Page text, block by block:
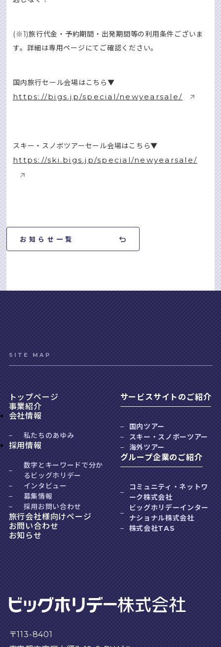
(※1)旅行代金・予約期間・出発期間等の利用条件ございま
す。詳細は専用ページにてご確認ください。
国内旅行セール会場はこちら▼
https://bigs.jp/special/newyearsale/
スキー・スノボツアーセール会場はこちら▼
https://ski.bigs.jp/special/newyearsale/
お知らせ一覧
SITE MAP
トップページ
事業紹介
会社情報
私たちのあゆみ
採用情報
数字とキーワードで分か
るビッグホリデー
インタビュー
募集情報
採用お問い合わせ
旅行会社様向けページ
お問い合わせ
お知らせ
サービスサイトのご紹介
国内ツアー
スキー・スノボーツアー
海外ツアー
グループ企業のご紹介
コミュニティ・ネットワ
ーク株式会社
ビッグホリデーインター
ナショナル株式会社
株式会社TAS
〒113-8401